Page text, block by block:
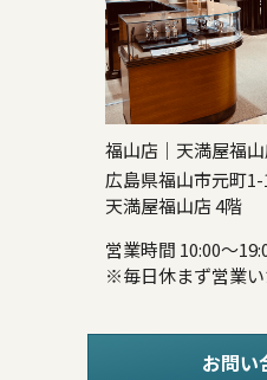
福山店｜天満屋福
広島県福山市元町1-
天満屋福山店 4階
営業時間 10:00～
※毎日休まず営業
お問い